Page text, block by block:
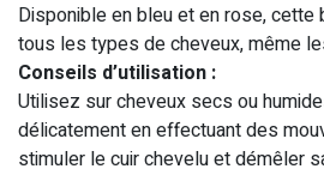
Disponible en bleu et en rose,
tous les types de cheveux, même
Conseils d’utilisation :
Utilisez sur cheveux secs ou
délicatement en effectuant des
stimuler le cuir chevelu et démêler